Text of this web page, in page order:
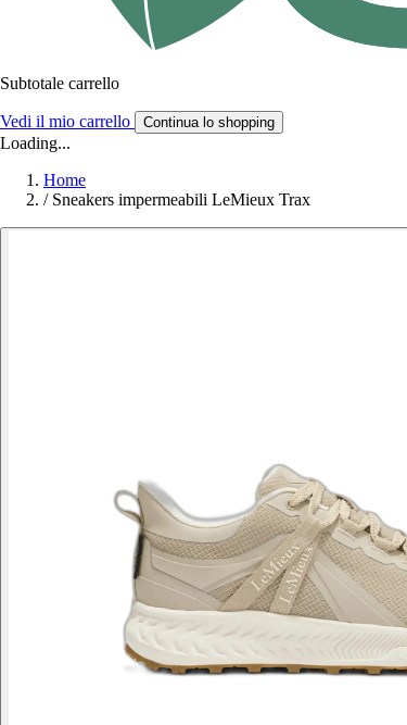
Subtotale carrello
Vedi il mio carrello Continua lo shopping
Loading...
Home
/ Sneakers impermeabili LeMieux Trax